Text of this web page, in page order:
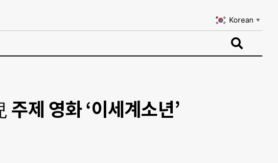
Korean ▼
제 영화 ‘이세계소년’